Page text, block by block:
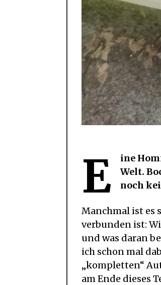
E
ine
Welt.
noch
Manchmal ist es
verbunden ist:
und was daran
ich schon mal
„kompletten“
am Ende dieses